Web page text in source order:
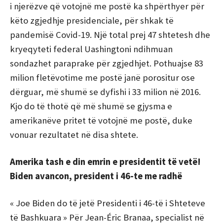
i njerëzve që votojnë me postë ka shpërthyer për
këto zgjedhje presidenciale, për shkak të
pandemisë Covid-19. Një total prej 47 shtetesh dhe
kryeqyteti federal Uashingtoni ndihmuan
sondazhet paraprake për zgjedhjet. Pothuajse 83
milion fletëvotime me postë janë porositur ose
dërguar, më shumë se dyfishi i 33 milion në 2016.
Kjo do të thotë që më shumë se gjysma e
amerikanëve pritet të votojnë me postë, duke
vonuar rezultatet në disa shtete.
Amerika tash e din emrin e presidentit të vetë!
Biden avancon, president i 46-te me radhë
« Joe Biden do të jetë Presidenti i 46-të i Shteteve
të Bashkuara » Për Jean-Éric Branaa, specialist në